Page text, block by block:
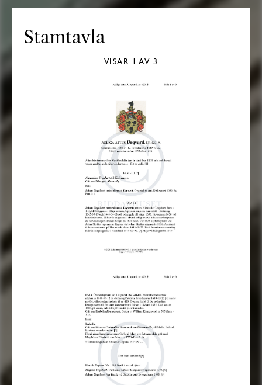
Stamtavla
VISAR 1 AV 3